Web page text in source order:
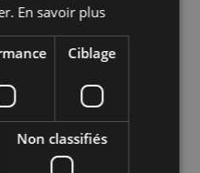
peuvent se détendre
toute sécurité grâce à
avec climatisation,
avez besoin pour un
En savoir plus
Ciblage
Non classifiés